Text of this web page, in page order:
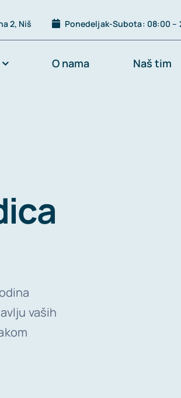
2, Niš Ponedeljak-Subota: 08:00 –
O nama Naš tim
vaših